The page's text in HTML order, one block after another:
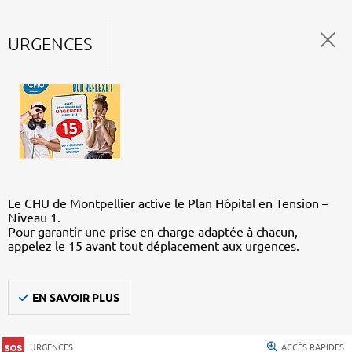
URGENCES
Le CHU de Montpellier active le Plan Hôpital en Tension –
Niveau 1.
Pour garantir une prise en charge adaptée à chacun,
appelez le 15 avant tout déplacement aux urgences.
EN SAVOIR PLUS
URGENCES ACCÈS RAPIDES